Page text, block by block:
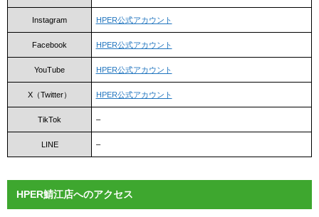
Instagram HPER公式アカウント
Facebook HPER公式アカウント
YouTube HPER公式アカウント
X（Twitter） HPER公式アカウント
TikTok –
LINE –
HPER鯖江店へのアクセス